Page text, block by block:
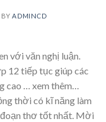
BY ADMINCD
với văn nghị luận.
12 tiếp tục giúp các
cao
… xem thêm…
thời có kĩ năng làm
thơ tốt nhất. Mời